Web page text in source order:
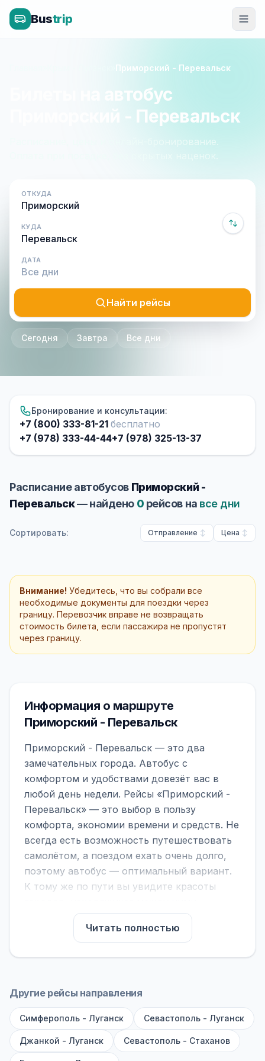
Bustrip
Приморский - Перевальск
Билеты на автобус
Приморский - Перевальск
Расписание, цены и онлайн-бронирование.
Оплата при посадке, без скрытых наценок.
ОТКУДА
КУДА
ДАТА
Найти рейсы
Сегодня Завтра Все дни
Бронирование и консультации:
+7 (800) 333-81-21 бесплатно
+7 (978) 333-44-44+7 (978) 325-13-37
Расписание автобусов Приморский -
Перевальск— найдено 0 рейсов на все дни
Сортировать: Отправление Цена
Внимание! Убедитесь, что вы собрали все
необходимые документы для поездки через
границу. Перевозчик вправе не возвращать
стоимость билета, если пассажира не пропустят
через границу.
Информация о маршруте
Приморский - Перевальск
Приморский - Перевальск — это два
замечательных города. Автобус с
комфортом и удобствами довезёт вас в
любой день недели. Рейсы «Приморский -
Перевальск» — это выбор в пользу
комфорта, экономии времени и средств. Не
всегда есть возможность путешествовать
самолётом, а поездом ехать очень долго,
поэтому автобус — оптимальный вариант.
К тому же по пути вы увидите красоты
На нашем сайте вы можете найти
расписание автобусов Приморский -
Перевальск, сравнить рейсы и выбрать
обратите внимание на микроавтобусы (8–18
большие автобусы (от 40 мест): у них лучше
подвеска и дорога ощущается меньше.
Читать полностью
Другие рейсы направления
Симферополь - Луганск Севастополь - Луганск
Джанкой - Луганск Севастополь - Стаханов